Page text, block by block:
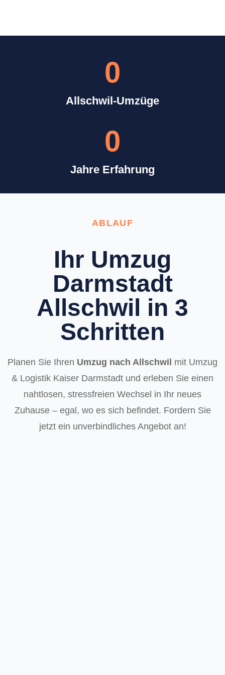
Allschwil-Umzüge
0
Jahre Erfahrung
0
ABLAUF
Ihr Umzug
Darmstadt
Allschwil in 3
Schritten
Planen Sie Ihren Umzug nach Allschwil mit Umzug
& Logistik Kaiser Darmstadt und erleben Sie einen
nahtlosen, stressfreien Wechsel in Ihr neues
Zuhause – egal, wo es sich befindet. Fordern Sie
jetzt ein unverbindliches Angebot an!